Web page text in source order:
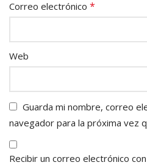
Correo electrónico *
Web
Guarda mi nombre, correo
navegador para la próxima vez
Recibir un correo electrónico